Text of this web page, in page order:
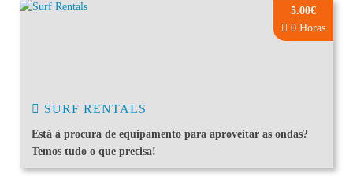
5.00€
0 Horas
SURF RENTALS
Está à procura de equipamento para aproveitar as ondas?
Temos tudo o que precisa!